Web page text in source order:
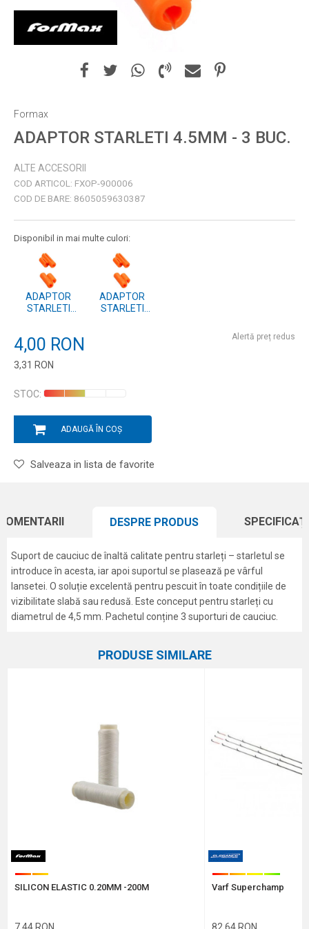
Formax
ADAPTOR STARLETI 4.5MM - 3 BUC.
ALTE ACCESORII
COD ARTICOL: FXOP-900006
COD DE BARE: 8605059630387
Disponibil in mai multe culori:
ADAPTOR
STARLETI
ADAPTOR
STARLETI
4,00 RON
3,31 RON
Alertă preț redus
STOC:
ADAUGĂ ÎN COȘ
Salveaza in lista de favorite
DESPRE PRODUS
Suport de cauciuc de înaltă calitate pentru starleți – starletul se
introduce în acesta, iar apoi suportul se plasează pe vârful
lansetei. O soluție excelentă pentru pescuit în toate condițiile de
vizibilitate slabă sau redusă. Este conceput pentru starleți cu
diametrul de 4,5 mm. Pachetul conține 3 suporturi de cauciuc.
Alte accesorii
PRODUSE SIMILARE
SILICON ELASTIC 0.20MM -200M Varf Superchamp